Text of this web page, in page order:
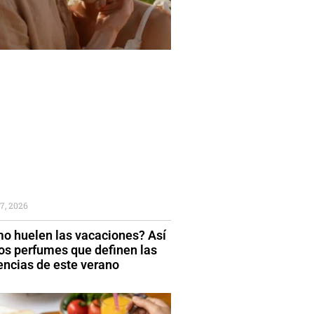
huelen las vacaciones? Así
perfumes que definen las
de este verano
2026